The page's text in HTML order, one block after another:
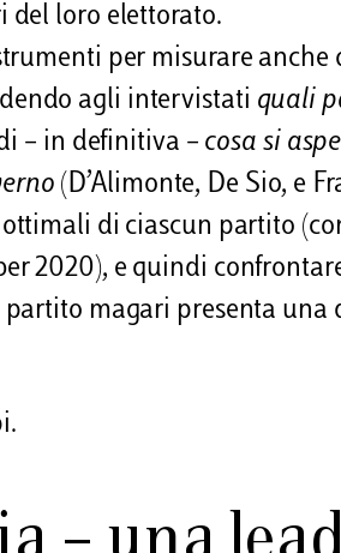
del loro elettorato.
per misurare anche
agli intervistati quali
– in definitiva – cosa si
(D’Alimonte, De Sio, e
di ciascun partito
2020), e quindi
magari presenta
– una